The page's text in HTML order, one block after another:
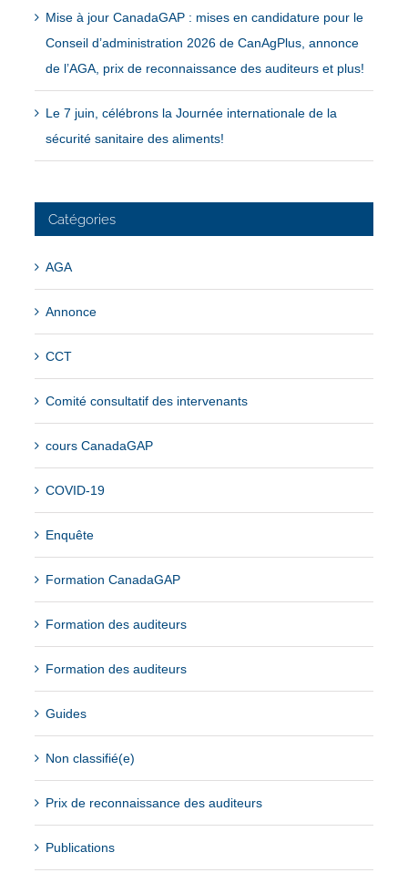
Mise à jour CanadaGAP : mises en candidature pour le
Conseil d’administration 2026 de CanAgPlus, annonce
de l’AGA, prix de reconnaissance des auditeurs et plus!
Le 7 juin, célébrons la Journée internationale de la
sécurité sanitaire des aliments!
Catégories
AGA
Annonce
CCT
Comité consultatif des intervenants
cours CanadaGAP
COVID-19
Enquête
Formation CanadaGAP
Formation des auditeurs
Formation des auditeurs
Guides
Non classifié(e)
Prix de reconnaissance des auditeurs
Publications